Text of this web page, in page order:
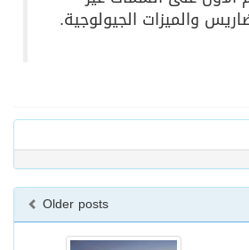
والميزات الجيولوجية.
Older posts